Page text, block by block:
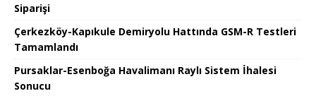
Siparişi
Çerkezköy-Kapıkule Demiryolu Hattında GSM-R Testleri
Tamamlandı
Pursaklar-Esenboğa Havalimanı Raylı Sistem İhalesi
Sonucu